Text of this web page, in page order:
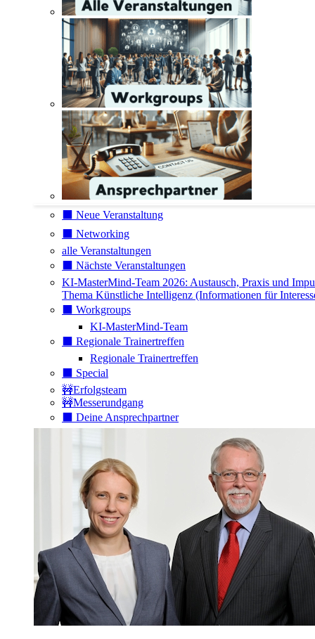
⬛️ Neue Veranstaltung
⬛️ Networking
alle Veranstaltungen
⬛️ Nächste Veranstaltungen
KI-MasterMind-Team 2026: Austausch, Praxis und
Thema Künstliche Intelligenz (Informationen für
⬛️ Workgroups
KI-MasterMind-Team
⬛️ Regionale Trainertreffen
Regionale Trainertreffen
⬛️ Special
🚧Erfolgsteam
🚧Messerundgang
⬛️ Deine Ansprechpartner